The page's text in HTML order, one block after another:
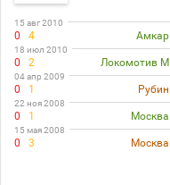
15 авг 2010
0 4 Амкар
18 июл 2010
0 2 Локомотив М
04 апр 2009
0 1 Рубин
22 ноя 2008
0 1 Москва
15 мая 2008
0 3 Москва